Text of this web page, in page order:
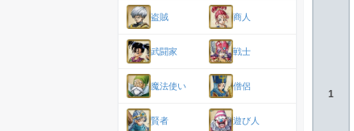
1
盗賊 商人
武闘家 戦士
魔法使い 僧侶
賢者 遊び人